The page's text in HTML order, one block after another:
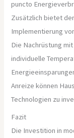
puncto
Zusätzlich bietet
Implementierung
Die Nachrüstung
individuelle
Anreize können
Technologien zu
Fazit
Die Investition in